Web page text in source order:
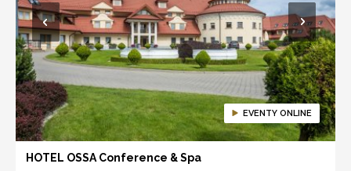
EVENTY ONLINE
HOTEL OSSA Conference & Spa